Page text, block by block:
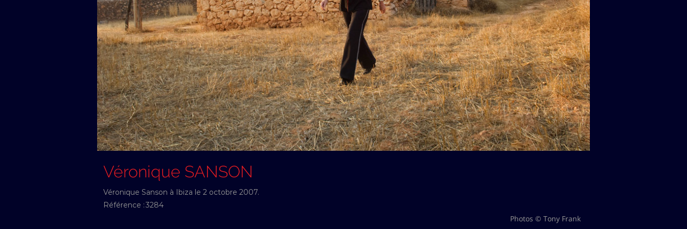
Véronique SANSON
Véronique Sanson à Ibiza le 2 octobre 2007.
Référence :3284
Photos © Tony Frank